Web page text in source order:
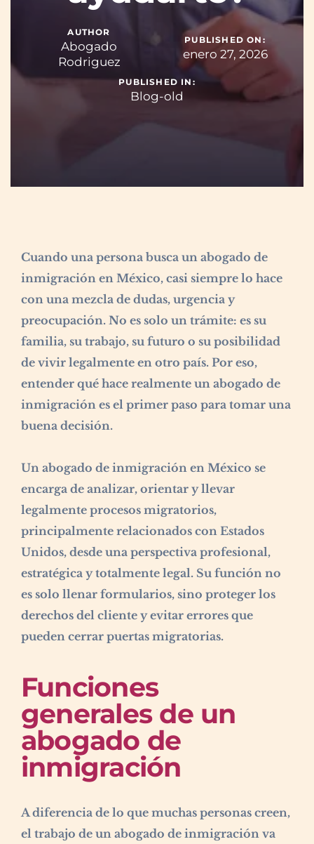
AUTHOR
Abogado
Rodriguez
PUBLISHED ON:
enero 27, 2026
PUBLISHED IN:
Blog-old
Cuando una persona busca un abogado de
inmigración en México, casi siempre lo hace
con una mezcla de dudas, urgencia y
preocupación. No es solo un trámite: es su
familia, su trabajo, su futuro o su posibilidad
de vivir legalmente en otro país. Por eso,
entender qué hace realmente un abogado de
inmigración es el primer paso para tomar una
buena decisión.
Un abogado de inmigración en México se
encarga de analizar, orientar y llevar
legalmente procesos migratorios,
principalmente relacionados con Estados
Unidos, desde una perspectiva profesional,
estratégica y totalmente legal. Su función no
es solo llenar formularios, sino proteger los
derechos del cliente y evitar errores que
pueden cerrar puertas migratorias.
Funciones
generales de un
abogado de
inmigración
A diferencia de lo que muchas personas creen,
el trabajo de un abogado de inmigración va